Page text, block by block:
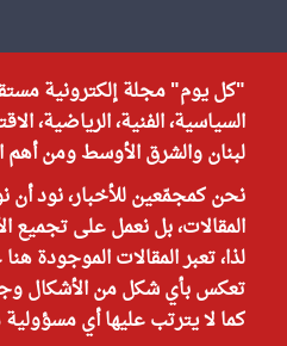
"كل يوم" مجلة إلكترونية
السياسية، الفنية، الرياضية،
لبنان والشرق الأوسط ومن أهم
نحن كمجمّعين للأخبار، نود أن
المقالات، بل نعمل على تجميع
لذا، تعبر المقالات الموجودة
تعكس بأي شكل من الأشكال
كما لا يترتب عليها أي